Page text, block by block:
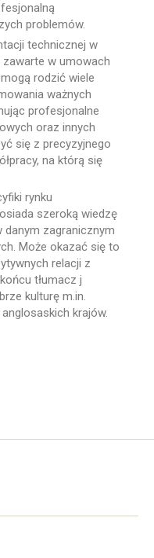
problemów.
technicznej w
w umowach
rodzić wiele
ważnych
profesjonalne
oraz innych
się z precyzyjnego
na którą się
rynku
szeroką wiedzę
zagranicznym
Może okazać się to
relacji z
tłumacz j
kulturę m.in.
krajów.